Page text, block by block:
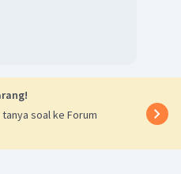
soal ke Forum